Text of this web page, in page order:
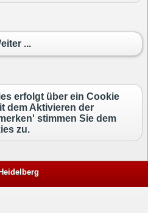
...
erfolgt über ein Cookie
dem Aktivieren der
stimmen Sie dem
zu.